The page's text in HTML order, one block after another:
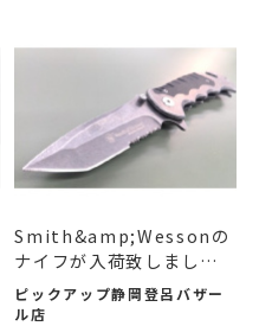
Smith&amp;Wessonの
ナイフが入荷致しまし
た！
ピックアップ静岡登呂バザー
ル店